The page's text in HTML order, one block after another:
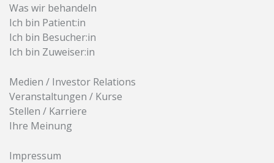
Was wir behandeln
Ich bin Patient:in
Ich bin Besucher:in
Ich bin Zuweiser:in
Medien / Investor Relations
Veranstaltungen / Kurse
Stellen / Karriere
Ihre Meinung
Impressum